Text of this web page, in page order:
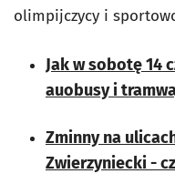
olimpijczycy i
Jak w sobotę 14
auobusy i
Zminny na
Zwierzyniecki -